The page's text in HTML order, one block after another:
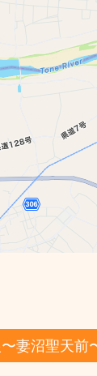
妻沼聖天